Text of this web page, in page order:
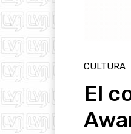
CULTURA
El